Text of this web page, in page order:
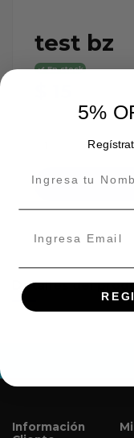
test bz
En stock
Detalles del
Información
5%